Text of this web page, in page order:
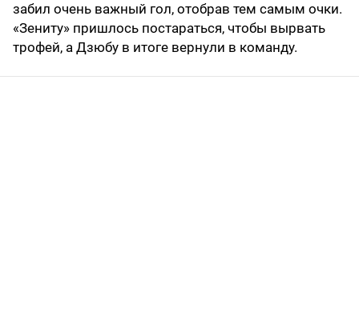
забил очень важный гол, отобрав тем самым очки.
«Зениту» пришлось постараться, чтобы вырвать
трофей, а Дзюбу в итоге вернули в команду.